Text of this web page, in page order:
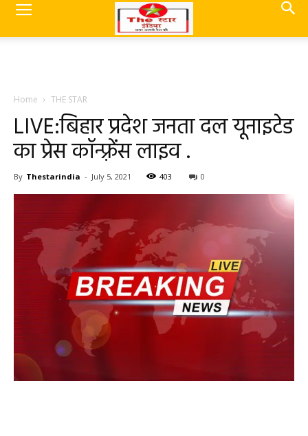
Home THE STAR
LIVE:बिहार प्रदेश जनता दल यूनाइटेड
का प्रेस कॉन्फ़्रेंस लाइव .
By Thestarindia - July 5, 2021 403 0